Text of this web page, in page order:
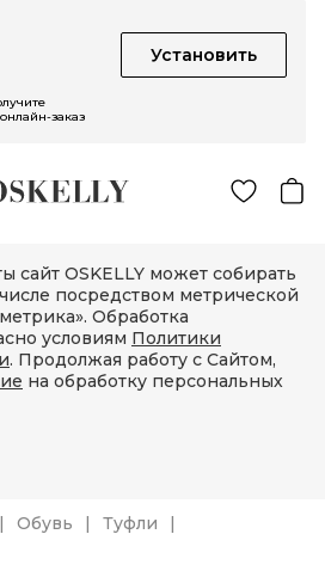
Установить
заказ
сайт OSKELLY может собирать
посредством метрической
Обработка
условиям Политики
. Продолжая работу с Сайтом,
на обработку персональных
Обувь
Туфли